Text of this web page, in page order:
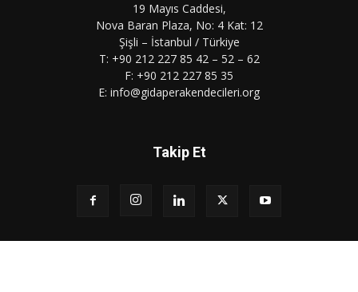
19 Mayıs Caddesi,
Nova Baran Plaza, No: 4 Kat: 12
Şişli – İstanbul / Türkiye
T: +90 212 227 85 42 – 52 – 62
F: +90 212 227 85 35
E: info@gidaperakendecileri.org
Takip Et